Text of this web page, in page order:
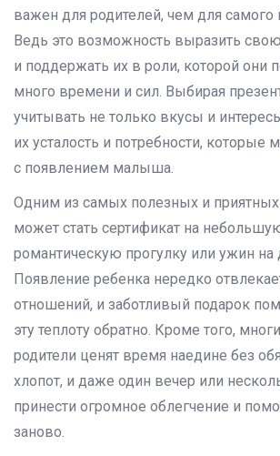
важен для родителей, чем для самого
Ведь это возможность выразить
и поддержать их в роли, которой они
много времени и сил. Выбирая
учитывать не только вкусы и
их усталость и потребности, которые
с появлением малыша.
Одним из самых полезных и
может стать сертификат на
романтическую прогулку или ужин на
Появление ребенка нередко
отношений, и заботливый подарок
эту теплоту обратно. Кроме того,
родители ценят время наедине без
хлопот, и даже один вечер или
принести огромное облегчение и
заново.